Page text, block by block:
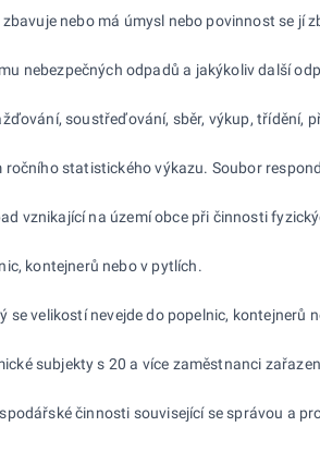
nebo má úmysl nebo povinnost se
nebezpečných odpadů a jakýkoliv další
soustřeďování, sběr, výkup, třídění,
statistického výkazu. Soubor
vznikající na území obce při činnosti
kontejnerů nebo v pytlích.
se velikostí nevejde do popelnic, kontejnerů
subjekty s 20 a více zaměstnanci
činnosti související se správou a